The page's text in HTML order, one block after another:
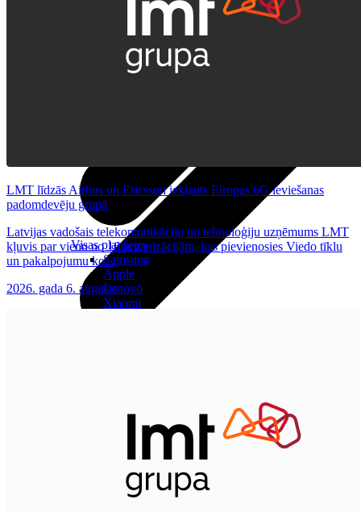
VoWi-Fi
Visas planšetes
Samsung
Apple
Lenovo
Xiaomi
Lādētāji un adapteri
Atpirkums
Iekārtu apdrošināšana
Atvērtais līgums
LMT līdzās Airbus un Ericsson iekļauts Eiropas 6G ieviešanas
padomdevēju grupā
Latvijas vadošais telekomunikāciju un tehnoloģiju uzņēmums LMT
kļuvis par vienu no 16 organizācijām, kas pievienosies Viedo tīklu
un pakalpojumu ko...
2026. gada 6. augusts